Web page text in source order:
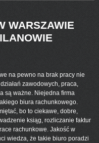
WARSZAWIE
na pewno na brak pracy nie
zawodowych, praca,
są ważne. Niejedna firma
biura rachunkowego.
bo to ciekawe, dobre,
ksiąg, rozliczanie faktur
rachunkowe. Jakość w
wiedza, że takie biuro poradzi